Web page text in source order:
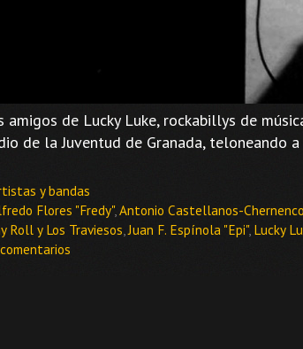
amigos de Lucky Luke, rockabillys de
de la Juventud de Granada, teloneando
y bandas
Flores "Fredy",Antonio Castellanos-Chernenco
Roll y Los Traviesos,Juan F. Espínola "Epi", Lucky